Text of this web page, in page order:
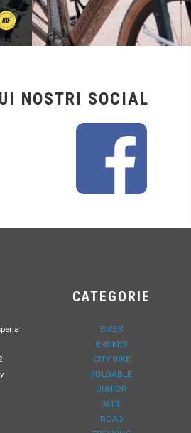
NOSTRI SOCIAL
CATEGORIE
BIKES
E-BIKES
CITY BIKE
FOLDABLE
JUNIOR
MTB
ROAD